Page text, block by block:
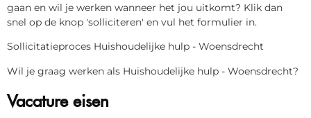
gaan en wil je werken wanneer het jou uitkomt? Klik dan
snel op de knop 'solliciteren' en vul het formulier in.
Sollicitatieproces Huishoudelijke hulp - Woensdrecht
Wil je graag werken als Huishoudelijke hulp - Woensdrecht?
Vacature eisen